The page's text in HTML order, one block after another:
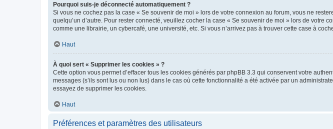
Pourquoi suis-je déconnecté automatiquement ?
Si vous ne cochez pas la case « Se souvenir de moi » lors de votre connexion au forum, vous ne
quelqu’un d’autre. Pour rester connecté, veuillez cocher la case « Se souvenir de moi » lors de votre
comme une librairie, un cybercafé, une université, etc. Si vous n’arrivez pas à trouver cette case à
Haut
À quoi sert « Supprimer les cookies » ?
Cette option vous permet d’effacer tous les cookies générés par phpBB 3.3 qui conservent votre
messages (s’ils sont lus ou non lus) dans le cas où cette fonctionnalité a été activée par un
essayez de supprimer les cookies.
Haut
Préférences et paramètres des utilisateurs